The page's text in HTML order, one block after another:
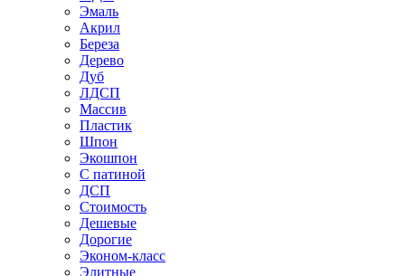
Эмаль
Акрил
Береза
Дерево
Дуб
ЛДСП
Массив
Пластик
Шпон
Экошпон
С патиной
ДСП
Стоимость
Дешевые
Дорогие
Эконом-класс
Элитные